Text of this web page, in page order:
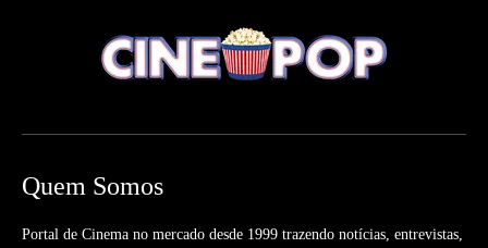
Quem Somos
Portal de Cinema no mercado desde 1999 trazendo notícias, entrevistas,